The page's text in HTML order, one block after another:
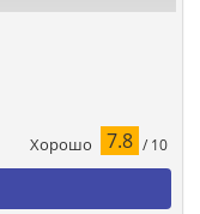
Хорошо 7.8 / 10